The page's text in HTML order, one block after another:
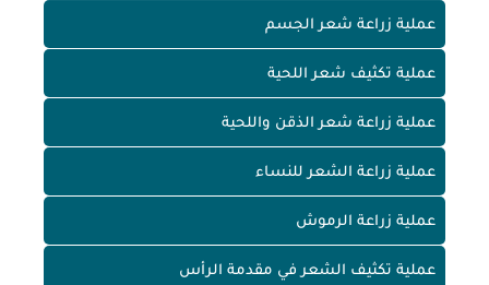
عملية زراعة شعر الجسم
عملية تكثيف شعر اللحية
عملية زراعة شعر الذقن واللحية
عملية زراعة الشعر للنساء
عملية زراعة الرموش
عملية تكثيف الشعر في مقدمة الرأس